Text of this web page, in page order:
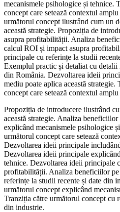
mecanismele psihologice și tehnice.
concept care setează contextul
următorul concept ilustrând cum un
această strategie. Propoziția de
asupra profitabilității. Analiza
calcul ROI și impact asupra
principale cu referințe la studii
Exemplul practic și detaliat cu detalii
din România. Dezvoltarea ideii
mediu poate aplica această
concept care setează contextul
Propoziția de introducere ilustrând
această strategie. Analiza
explicând mecanismele psihologice
următorul concept care setează
Dezvoltarea ideii principale
Dezvoltarea ideii principale
tehnice. Dezvoltarea ideii principale
profitabilității. Analiza beneficiilor pe
referințe la studii recente și date din
următorul concept explicând
Tranziția către următorul concept cu
din industrie.